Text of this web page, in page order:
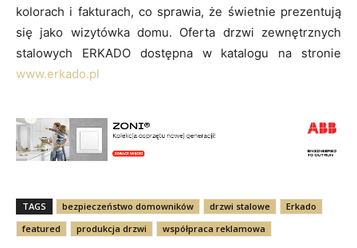
kolorach i fakturach, co sprawia, że świetnie prezentują
się jako wizytówka domu. Oferta drzwi zewnętrznych
stalowych ERKADO dostępna w katalogu na stronie
www.erkado.pl
TAGS bezpieczeństwo domowników drzwi stalowe
Erkado
featured
produkcja drzwi współpraca reklamowa